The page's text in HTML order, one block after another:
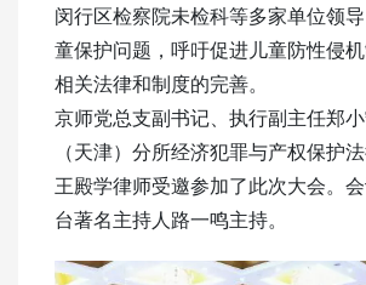
闵行区检察院未检科等多家单位领
童保护问题，呼吁促进儿童防性侵
相关法律和制度的完善。
京师党总支副书记、执行副主任郑
（天津）分所经济犯罪与产权保护
王殿学律师受邀参加了此次大会。
台著名主持人路一鸣主持。